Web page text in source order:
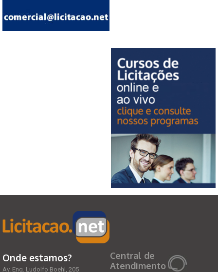
Onde estamos?
Av. Eng. Ludolfo Boehl, 205
Central de
Atendimento